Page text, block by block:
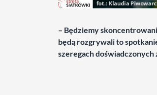
– Będziemy
będą rozgrywali to
szeregach doświadczonych